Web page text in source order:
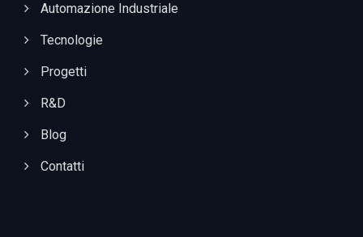
Automazione Industriale
Tecnologie
Progetti
R&D
Blog
Contatti